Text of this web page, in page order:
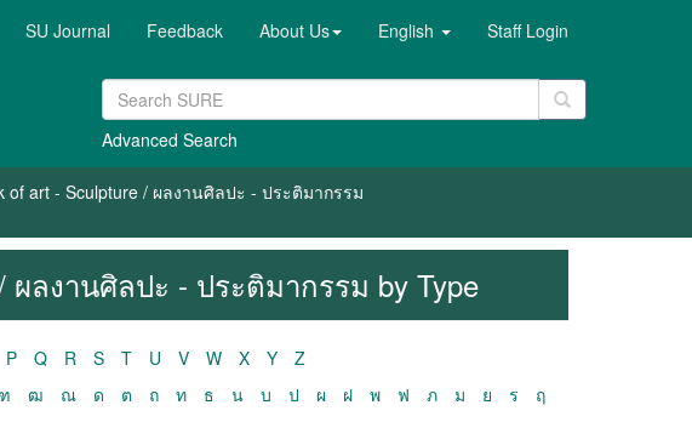
SU Journal Feedback About Us English Staff Login
Advanced Search
of art - Sculpture / ผลงานศิลปะ - ประติมากรรม
ผลงานศิลปะ - ประติมากรรม by Type
P Q R S T U V W X Y
Z
ฒ ณ ด ต ถ ท ธ น บ ป ผ ฝ พ ฟ ภ ม ย ร
ฤ